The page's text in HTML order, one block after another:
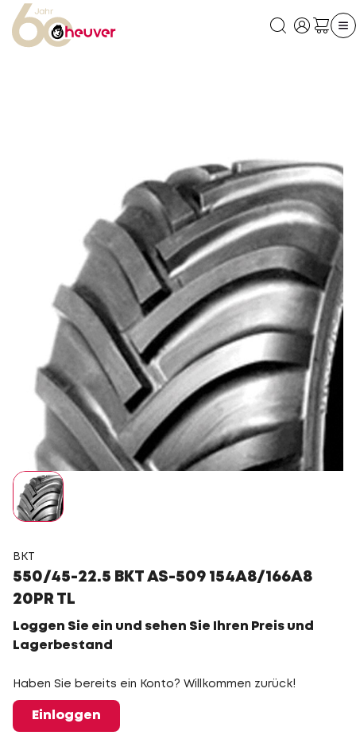
BKT
550/45-22.5 BKT AS-509 154A8/166A8
20PR TL
Loggen Sie ein und sehen Sie Ihren Preis und
Lagerbestand
Haben Sie bereits ein Konto? Willkommen zurück!
Einloggen